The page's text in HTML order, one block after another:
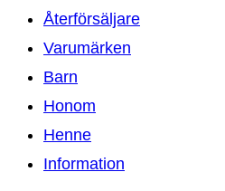
Återförsäljare
Varumärken
Barn
Honom
Henne
Information